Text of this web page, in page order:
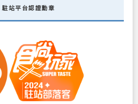
駐站平台認證勳章